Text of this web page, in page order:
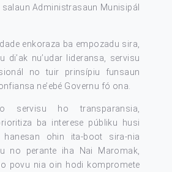
Administrasaun Munisipál
enkoraza ba empozadu sira,
di’ak nu’udar lideransa, servisu
no tuir prinsípiu funsaun
ne’ebé Governu fó ona.
servisu ho transparansia,
ba interese públiku husi
hanesan ohin ita-boot sira-nia
no perante iha Nai Maromak,
povu nia oin hodi kompromete